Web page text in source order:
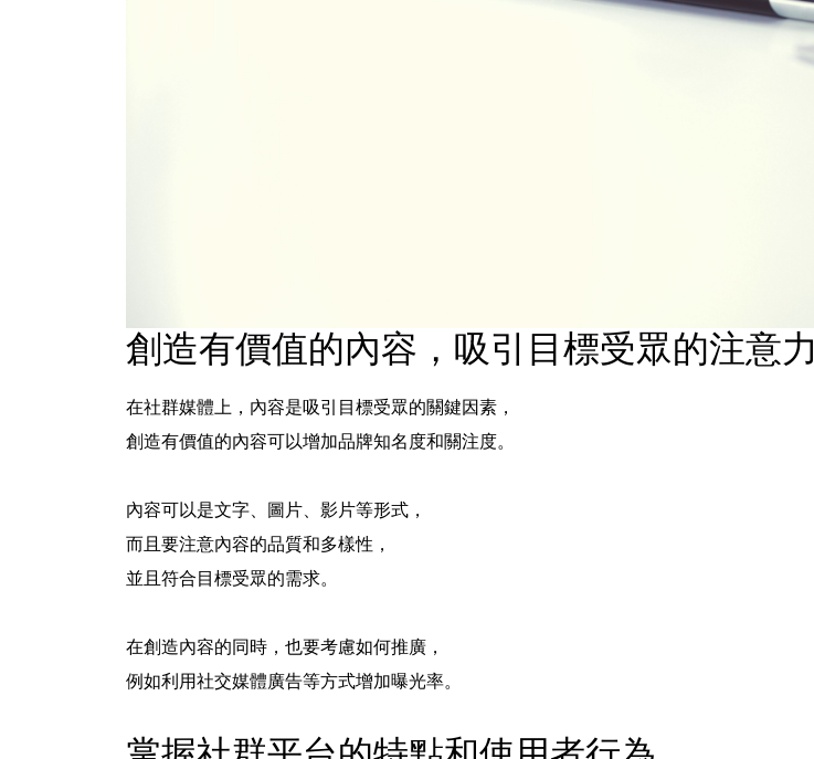
創造有價值的內容，吸引目標受眾的注意力
在社群媒體上，內容是吸引目標受眾的關鍵因素，
創造有價值的內容可以增加品牌知名度和關注度。
內容可以是文字 圖片 影片等形式，
而且要注意內容的品質和多樣性，
並且 符合目標受眾的需求。
在創造內容的同時，也要考慮如何推廣，
例如利用社交媒體廣告等方式增加曝光率。